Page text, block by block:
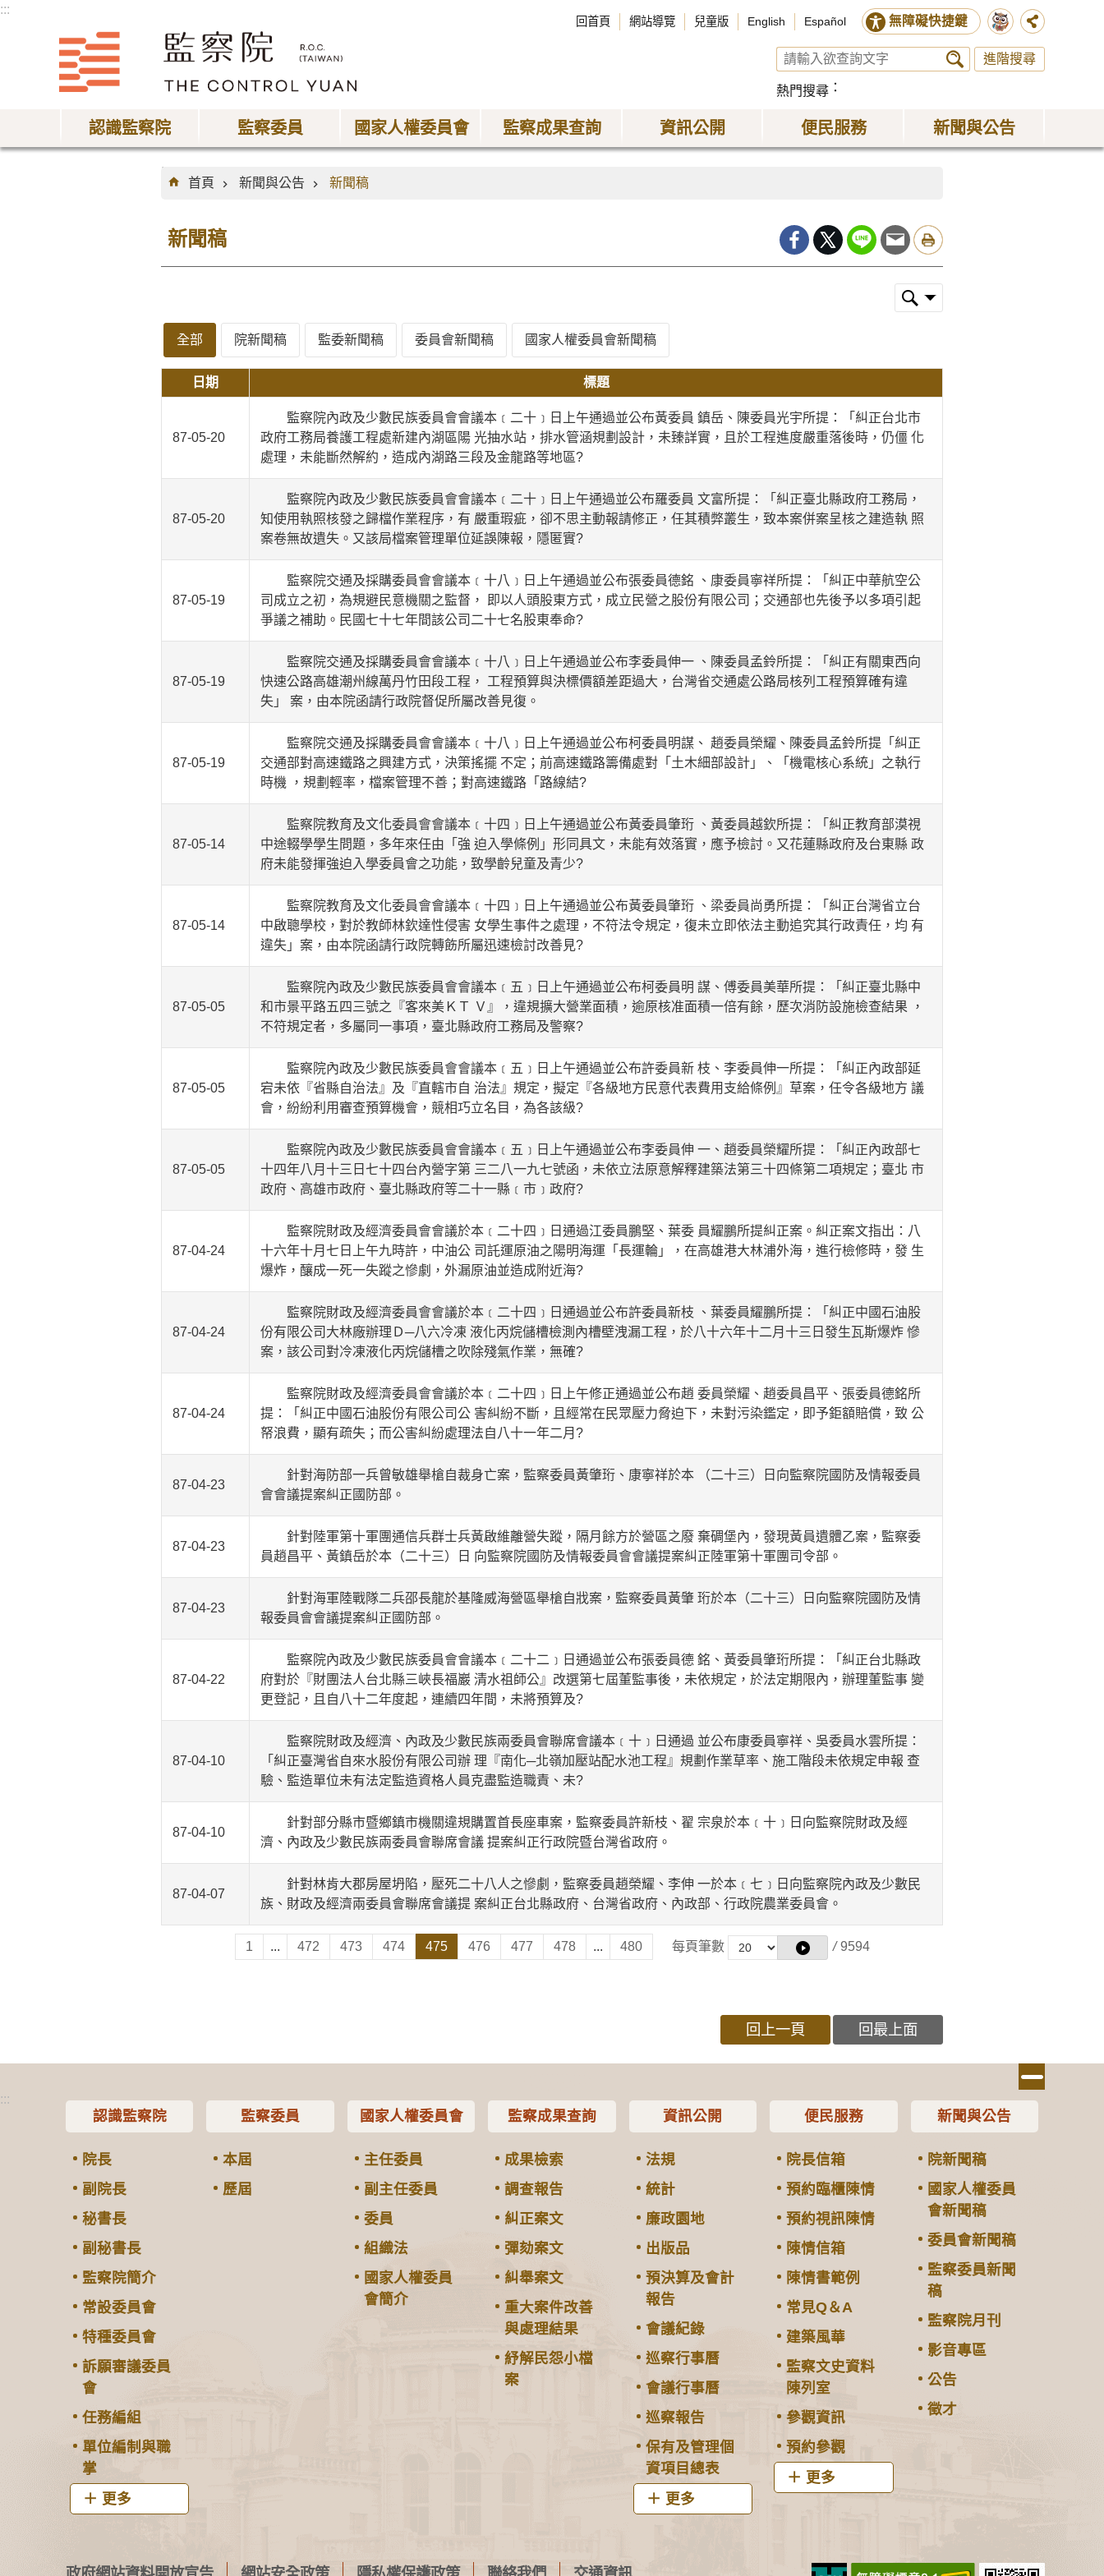
:::
回首頁 網站導覽 兒童版 English Español 無障礙快捷鍵
進階搜尋
熱門搜尋
認識監察院 監察委員 國家人權委員會 監察成果查詢 資訊公開 便民服務 新聞與公告
:::
首頁
新聞與公告 新聞稿
新聞稿
全部 院新聞稿 監委新聞稿 委員會新聞稿 國家人權委員會新聞稿
日期 標題
87-05-20
監察院內政及少數民族委員會會議本﹝二十﹞日上午通過並公布黃委員 鎮岳、陳委員光宇所提：「糾正台北市
政府工務局養護工程處新建內湖區陽 光抽水站，排水管涵規劃設計，未臻詳實，且於工程進度嚴重落後時，仍僵 化
處理，未能斷然解約，造成內湖路三段及金龍路等地區?
87-05-20
監察院內政及少數民族委員會會議本﹝二十﹞日上午通過並公布羅委員 文富所提：「糾正臺北縣政府工務局，
知使用執照核發之歸檔作業程序，有 嚴重瑕疵，卻不思主動報請修正，任其積弊叢生，致本案併案呈核之建造執 照
案卷無故遺失。又該局檔案管理單位延誤陳報，隱匿實?
87-05-19
監察院交通及採購委員會會議本﹝十八﹞日上午通過並公布張委員德銘 、康委員寧祥所提：「糾正中華航空公
司成立之初，為規避民意機關之監督， 即以人頭股東方式，成立民營之股份有限公司；交通部也先後予以多項引起
爭議之補助。民國七十七年間該公司二十七名股東奉命?
87-05-19
監察院交通及採購委員會會議本﹝十八﹞日上午通過並公布李委員伸一 、陳委員孟鈴所提：「糾正有關東西向
快速公路高雄潮州線萬丹竹田段工程， 工程預算與決標價額差距過大，台灣省交通處公路局核列工程預算確有違
失」 案，由本院函請行政院督促所屬改善見復。
87-05-19
監察院交通及採購委員會會議本﹝十八﹞日上午通過並公布柯委員明謀、 趙委員榮耀、陳委員孟鈴所提「糾正
交通部對高速鐵路之興建方式，決策搖擺 不定；前高速鐵路籌備處對「土木細部設計」、「機電核心系統」之執行
時機 ，規劃輕率，檔案管理不善；對高速鐵路「路線結?
87-05-14
監察院教育及文化委員會會議本﹝十四﹞日上午通過並公布黃委員肇珩 、黃委員越欽所提：「糾正教育部漠視
中途輟學學生問題，多年來任由「強 迫入學條例」形同具文，未能有效落實，應予檢討。又花蓮縣政府及台東縣 政
府未能發揮強迫入學委員會之功能，致學齡兒童及青少?
87-05-14
監察院教育及文化委員會會議本﹝十四﹞日上午通過並公布黃委員肇珩 、梁委員尚勇所提：「糾正台灣省立台
中啟聰學校，對於教師林欽達性侵害 女學生事件之處理，不符法令規定，復未立即依法主動追究其行政責任，均 有
違失」案，由本院函請行政院轉飭所屬迅速檢討改善見?
87-05-05
監察院內政及少數民族委員會會議本﹝五﹞日上午通過並公布柯委員明 謀、傅委員美華所提：「糾正臺北縣中
和市景平路五四三號之『客來美ＫＴ Ｖ』，違規擴大營業面積，逾原核准面積一倍有餘，歷次消防設施檢查結果 ，
不符規定者，多屬同一事項，臺北縣政府工務局及警察?
87-05-05
監察院內政及少數民族委員會會議本﹝五﹞日上午通過並公布許委員新 枝、李委員伸一所提：「糾正內政部延
宕未依『省縣自治法』及『直轄市自 治法』規定，擬定『各級地方民意代表費用支給條例』草案，任令各級地方 議
會，紛紛利用審查預算機會，競相巧立名目，為各該級?
87-05-05
監察院內政及少數民族委員會會議本﹝五﹞日上午通過並公布李委員伸 一、趙委員榮耀所提：「糾正內政部七
十四年八月十三日七十四台內營字第 三二八一九七號函，未依立法原意解釋建築法第三十四條第二項規定；臺北 市
政府、高雄市政府、臺北縣政府等二十一縣﹝市﹞政府?
87-04-24
監察院財政及經濟委員會會議於本﹝二十四﹞日通過江委員鵬堅、葉委 員耀鵬所提糾正案。糾正案文指出：八
十六年十月七日上午九時許，中油公 司託運原油之陽明海運「長運輪」，在高雄港大林浦外海，進行檢修時，發 生
爆炸，釀成一死一失蹤之慘劇，外漏原油並造成附近海?
87-04-24
監察院財政及經濟委員會會議於本﹝二十四﹞日通過並公布許委員新枝 、葉委員耀鵬所提：「糾正中國石油股
份有限公司大林廠辦理Ｄ─八六冷凍 液化丙烷儲槽檢測內槽壁洩漏工程，於八十六年十二月十三日發生瓦斯爆炸 慘
案，該公司對冷凍液化丙烷儲槽之吹除殘氣作業，無確?
87-04-24
監察院財政及經濟委員會會議於本﹝二十四﹞日上午修正通過並公布趙 委員榮耀、趙委員昌平、張委員德銘所
提：「糾正中國石油股份有限公司公 害糾紛不斷，且經常在民眾壓力脅迫下，未對污染鑑定，即予鉅額賠償，致 公
帑浪費，顯有疏失；而公害糾紛處理法自八十一年二月?
87-04-23
針對海防部一兵曾敏雄舉槍自裁身亡案，監察委員黃肇珩、康寧祥於本 （二十三）日向監察院國防及情報委員
會會議提案糾正國防部。
87-04-23
針對陸軍第十軍團通信兵群士兵黃啟維離營失蹤，隔月餘方於營區之廢 棄碉堡內，發現黃員遺體乙案，監察委
員趙昌平、黃鎮岳於本（二十三）日 向監察院國防及情報委員會會議提案糾正陸軍第十軍團司令部。
87-04-23
針對海軍陸戰隊二兵邵長龍於基隆威海營區舉槍自戕案，監察委員黃肇 珩於本（二十三）日向監察院國防及情
報委員會會議提案糾正國防部。
87-04-22
監察院內政及少數民族委員會會議本﹝二十二﹞日通過並公布張委員德 銘、黃委員肇珩所提：「糾正台北縣政
府對於『財團法人台北縣三峽長福巖 清水祖師公』改選第七屆董監事後，未依規定，於法定期限內，辦理董監事 變
更登記，且自八十二年度起，連續四年間，未將預算及?
87-04-10
監察院財政及經濟、內政及少數民族兩委員會聯席會議本﹝十﹞日通過 並公布康委員寧祥、吳委員水雲所提：
「糾正臺灣省自來水股份有限公司辦 理『南化─北嶺加壓站配水池工程』規劃作業草率、施工階段未依規定申報 查
驗、監造單位未有法定監造資格人員克盡監造職責、未?
87-04-10
針對部分縣市暨鄉鎮市機關違規購置首長座車案，監察委員許新枝、翟 宗泉於本﹝十﹞日向監察院財政及經
濟、內政及少數民族兩委員會聯席會議 提案糾正行政院暨台灣省政府。
87-04-07
針對林肯大郡房屋坍陷，壓死二十八人之慘劇，監察委員趙榮耀、李伸 一於本﹝七﹞日向監察院內政及少數民
族、財政及經濟兩委員會聯席會議提 案糾正台北縣政府、台灣省政府、內政部、行政院農業委員會。
1 ... 472 473 474 475 476 477 478 ... 480 每頁筆數 / 9594
回上一頁 回最上面
:::
認識監察院
院長
副院長
秘書長
副秘書長
監察院簡介
常設委員會
特種委員會
訴願審議委員
會
任務編組
單位編制與職
掌
更多
監察委員
本屆
歷屆
國家人權委員會
主任委員
副主任委員
委員
組織法
國家人權委員
會簡介
監察成果查詢
成果檢索
調查報告
糾正案文
彈劾案文
糾舉案文
重大案件改善
與處理結果
紓解民怨小檔
案
資訊公開
法規
統計
廉政園地
出版品
預決算及會計
報告
會議紀錄
巡察行事曆
會議行事曆
巡察報告
保有及管理個
資項目總表
更多
便民服務
院長信箱
預約臨櫃陳情
預約視訊陳情
陳情信箱
陳情書範例
常見Q＆A
建築風華
監察文史資料
陳列室
參觀資訊
預約參觀
更多
新聞與公告
院新聞稿
國家人權委員
會新聞稿
委員會新聞稿
監察委員新聞
稿
監察院月刊
影音專區
公告
徵才